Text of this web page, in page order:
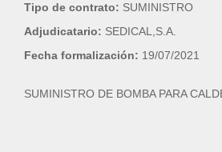
Tipo de contrato: SUMINISTRO
Adjudicatario: SEDICAL,S.A.
Fecha formalización: 19/07/2021
SUMINISTRO DE BOMBA PARA